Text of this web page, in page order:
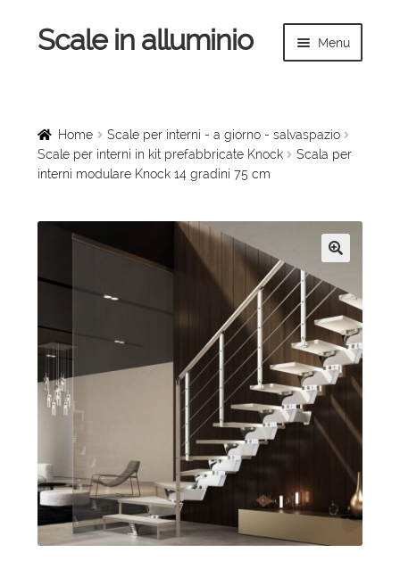
Vai
alla
Vai
al
Scale in alluminio Menu
child
Scale a chiocciola
Scale per interni
Linee vita
Espandi
il
menu
child
Scale in legno
il
menu
child
Rampe di carico
Sollevatori
Espandi
il
menu
child
Ponteggi
Scale in alluminio
Espandi
menu
child
Parapetti Ringhiere Balaustre in acciaio e
alluminio
Espandi
menu
Home
Scale per interni - a giorno - salvaspazio
Scale per interni in kit prefabbricate Knock
Scala per
interni modulare Knock 14 gradini 75 cm